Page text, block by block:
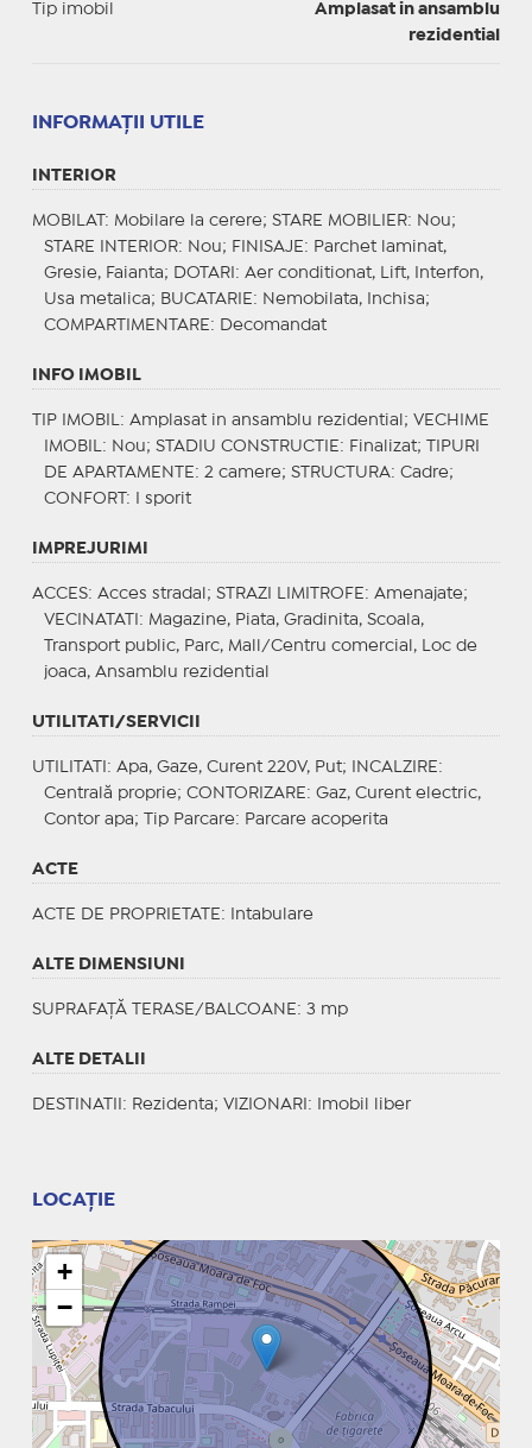
Tip imobil
Amplasat in ansamblu
rezidential
INFORMAŢII UTILE
INTERIOR
MOBILAT : Mobilare la cerere; STARE MOBILIER: Nou;
STARE INTERIOR: Nou; FINISAJE : Parchet laminat,
Gresie, Faianta;
DOTARI : Aer conditionat, Lift, Interfon,
Usa metalica; BUCATARIE : Nemobilata, Inchisa;
COMPARTIMENTARE : Decomandat
INFO IMOBIL
TIP IMOBIL : Amplasat in ansamblu rezidential; VECHIME
IMOBIL : Nou; STADIU CONSTRUCTIE : Finalizat;
TIPURI
DE APARTAMENTE : 2 camere; STRUCTURA: Cadre;
CONFORT : I sporit
IMPREJURIMI
ACCES: Acces stradal; STRAZI LIMITROFE : Amenajate;
VECINATATI : Magazine, Piata, Gradinita, Scoala,
Transport public, Parc, Mall/Centru comercial, Loc de
joaca, Ansamblu rezidential
UTILITATI/SERVICII
UTILITATI : Apa, Gaze, Curent 220V, Put; INCALZIRE :
Centrală proprie; CONTORIZARE : Gaz, Curent electric,
Contor apa;
Tip Parcare: Parcare acoperita
ACTE
ACTE DE PROPRIETATE : Intabulare
ALTE DIMENSIUNI
SUPRAFAȚĂ TERASE/BALCOANE: 3 mp
ALTE DETALII
DESTINATII : Rezidenta; VIZIONARI : Imobil liber
LOCAȚIE
+
−